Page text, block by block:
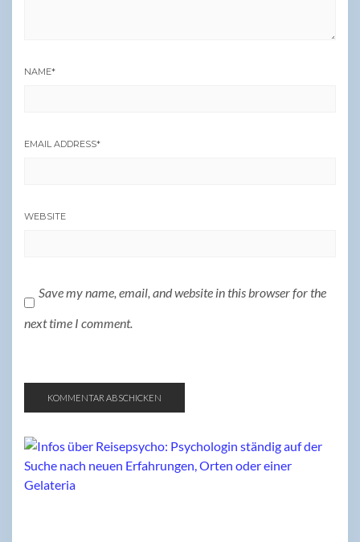
NAME*
EMAIL ADDRESS*
WEBSITE
Save my name, email, and website in this browser for the
next time I comment.